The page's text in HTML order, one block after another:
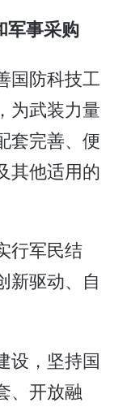
事采购
国防科技工
为武装力量
套完善、便
其他适用的
行军民结
新驱动、自
设，坚持国
、开放融